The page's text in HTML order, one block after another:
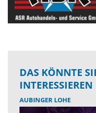
DAS KÖNNTE
INTERESSIEREN
AUBINGER LOHE